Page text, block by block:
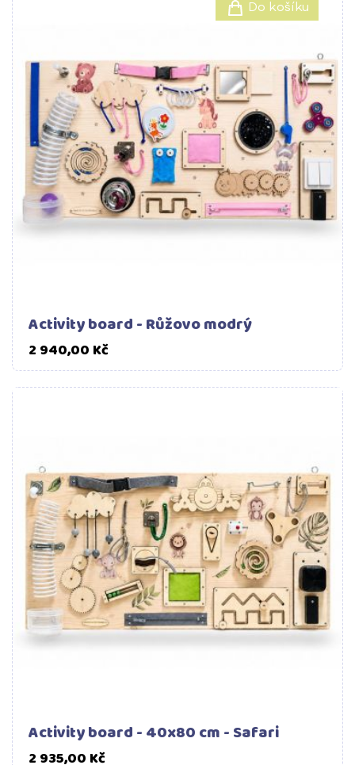
Do košíku
Activity board - Růžovo modrý
2 940,00 KčCena
Activity board - 40x80 cm - Safari
2 935,00 KčCena